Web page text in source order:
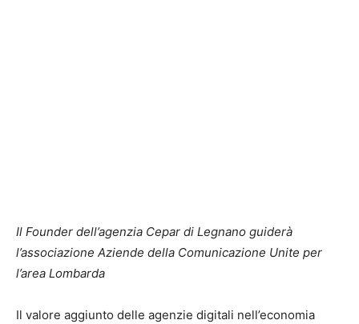
Il Founder dell’agenzia Cepar di Legnano guiderà
l’associazione Aziende della Comunicazione Unite per
l’area Lombarda
Il valore aggiunto delle agenzie digitali nell’economia